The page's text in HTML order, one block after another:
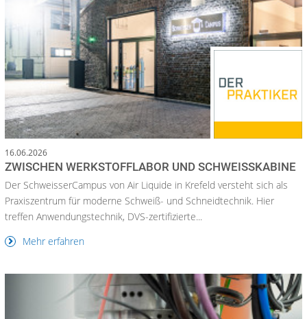
16.06.2026
ZWISCHEN WERKSTOFFLABOR UND SCHWEISSKABINE
Der SchweisserCampus von Air Liquide in Krefeld versteht sich als
Praxiszentrum für moderne Schweiß- und Schneidtechnik. Hier
treffen Anwendungstechnik, DVS-zertifizierte...
Mehr erfahren